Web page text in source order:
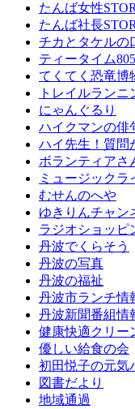
たんば女性
たんば社長
チカとタケルの
ティータイム805
てくてく恐竜博
トレイルランニ
にゃんぐるり
ハイクマンの俳
ハイ先生！質問
ボランティアさ
ミュージックラ
むせんのへや
ゆきりんチャン
ラジオショッピ
丹波でくらそう
丹波の写真
丹波の福祉
丹波市ランチ情
丹波新聞番組情
健康快適クリー
優しい給食の会
初田悦子の元気
図書だより
地域通過